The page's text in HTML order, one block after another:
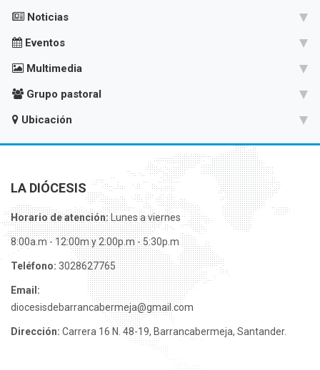
Noticias
Eventos
Multimedia
Grupo pastoral
Ubicación
LA DIÓCESIS
Horario de atención:Lunes a viernes
8:00a.m - 12:00m y 2:00p.m - 5:30p.m
Teléfono: 3028627765
Email:
diocesisdebarrancabermeja@gmail.com
Dirección: Carrera 16 N. 48-19, Barrancabermeja, Santander.